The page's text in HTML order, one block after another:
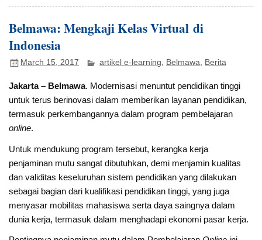
Belmawa: Mengkaji Kelas Virtual di
Indonesia
March 15, 2017 artikel e-learning, Belmawa, Berita
Jakarta – Belmawa. Modernisasi menuntut pendidikan tinggi
untuk terus berinovasi dalam memberikan layanan pendidikan,
termasuk perkembangannya dalam program pembelajaran
online.
Untuk mendukung program tersebut, kerangka kerja
penjaminan mutu sangat dibutuhkan, demi menjamin kualitas
dan validitas keseluruhan sistem pendidikan yang dilakukan
sebagai bagian dari kualifikasi pendidikan tinggi, yang juga
menyasar mobilitas mahasiswa serta daya saingnya dalam
dunia kerja, termasuk dalam menghadapi ekonomi pasar kerja.